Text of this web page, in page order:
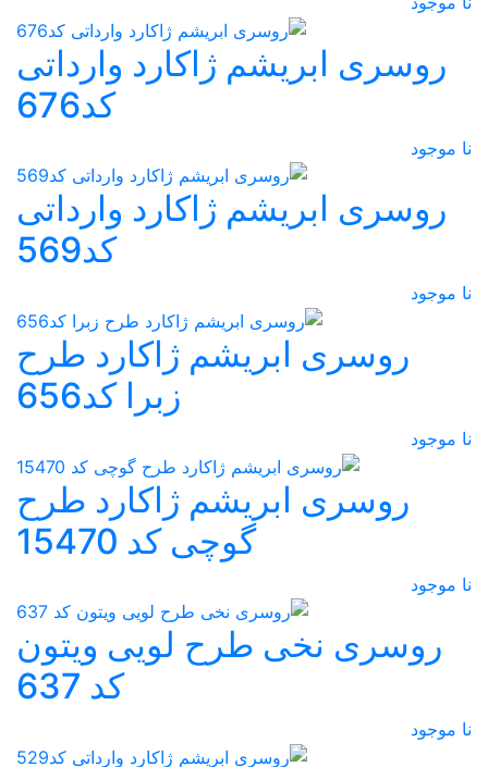
روسری ابریشم ژاکارد وارداتی
کد676
نا موجود
روسری ابریشم ژاکارد وارداتی
کد569
نا موجود
روسری ابریشم ژاکارد طرح
زبرا کد656
نا موجود
روسری ابریشم ژاکارد طرح
گوچی کد 15470
نا موجود
روسری نخی طرح لویی ویتون
کد 637
نا موجود